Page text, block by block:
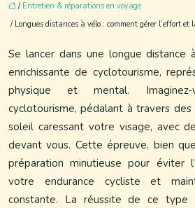
/ Entretien & réparations en voyage
/ Longues distances à vélo : comment gérer l’effort et
Se lancer dans une longue distance
enrichissante de cyclotourisme,
physique et mental.
cyclotourisme, pédalant à travers des
soleil caressant votre visage, avec
devant vous. Cette épreuve, bien
préparation minutieuse pour éviter
votre endurance cycliste et
constante. La réussite de ce type